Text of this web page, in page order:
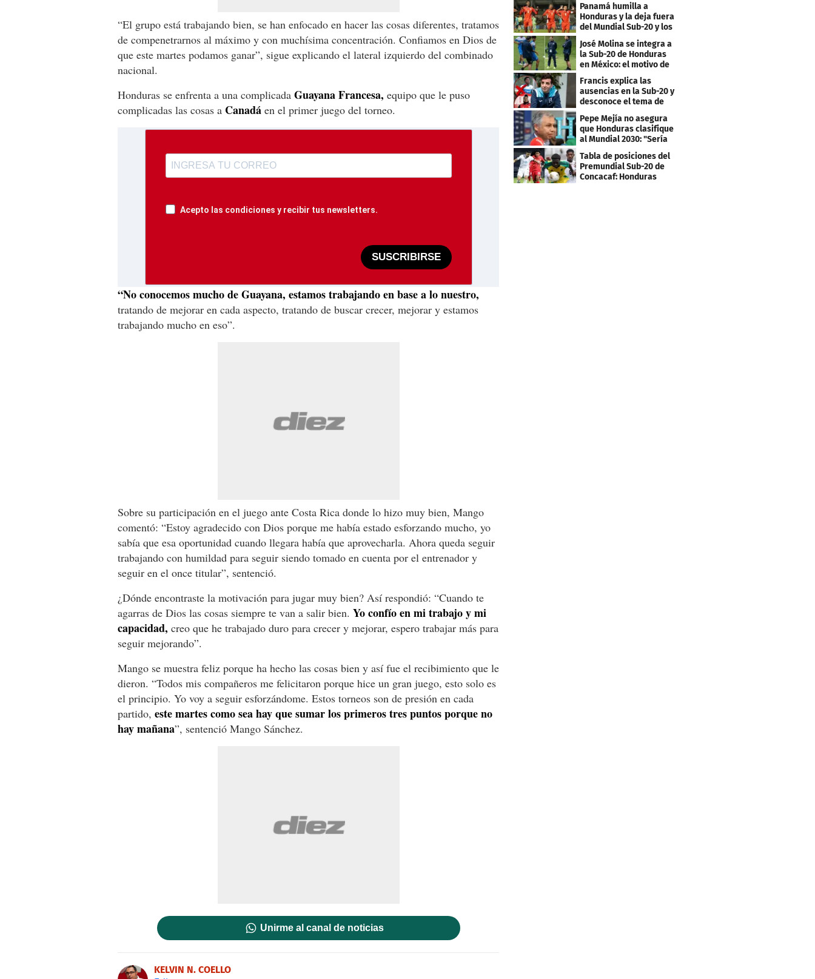
“El grupo está trabajando bien, se han enfocado en hacer las cosas diferentes, tratamos
de compenetrarnos al máximo y con muchísima concentración. Confiamos en Dios de
que este martes podamos ganar”, sigue explicando el lateral izquierdo del combinado
nacional.
Honduras se enfrenta a una complicada Guayana Francesa, equipo que le puso
complicadas las cosas a Canadá en el primer juego del torneo.
Acepto las condiciones y recibir tus newsletters.
SUSCRIBIRSE
“No conocemos mucho de Guayana, estamos trabajando en base a lo nuestro,
tratando de mejorar en cada aspecto, tratando de buscar crecer, mejorar y estamos
trabajando mucho en eso”.
Sobre su participación en el juego ante Costa Rica donde lo hizo muy bien, Mango
comentó: “Estoy agradecido con Dios porque me había estado esforzando mucho, yo
sabía que esa oportunidad cuando llegara había que aprovecharla. Ahora queda seguir
trabajando con humildad para seguir siendo tomado en cuenta por el entrenador y
seguir en el once titular”, sentenció.
¿Dónde encontraste la motivación para jugar muy bien? Así respondió: “Cuando te
agarras de Dios las cosas siempre te van a salir bien. Yo confío en mi trabajo y mi
capacidad, creo que he trabajado duro para crecer y mejorar, espero trabajar más para
seguir mejorando”.
Mango se muestra feliz porque ha hecho las cosas bien y así fue el recibimiento que le
dieron. “Todos mis compañeros me felicitaron porque hice un gran juego, esto solo es
el principio. Yo voy a seguir esforzándome. Estos torneos son de presión en cada
partido, este martes como sea hay que sumar los primeros tres puntos porque no
hay mañana”, sentenció Mango Sánchez.
Unirme al canal de noticias
KELVIN N. COELLO
Panamá humilla a
Honduras y la deja fuera
del Mundial Sub-20 y los
Juegos Olímpicos
José Molina se integra a
la Sub-20 de Honduras
en México: el motivo de
su viaje
Francis explica las
ausencias en la Sub-20 y
desconoce el tema de
los tiktokers
Pepe Mejía no asegura
que Honduras clasifique
al Mundial 2030: "Sería
mentir"
Tabla de posiciones del
Premundial Sub-20 de
Concacaf: Honduras